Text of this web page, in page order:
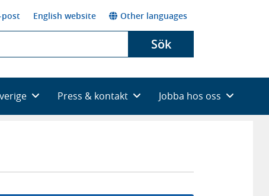
post English website Other languages
Sök
Press & kontakt Jobba hos oss